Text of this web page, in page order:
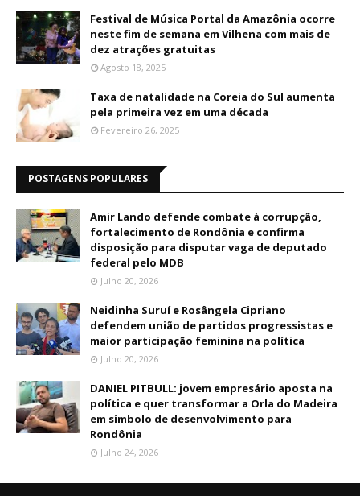
Festival de Música Portal da Amazônia ocorre
neste fim de semana em Vilhena com mais de
dez atrações gratuitas
Agosto 18, 2025
Taxa de natalidade na Coreia do Sul aumenta
pela primeira vez em uma década
Fevereiro 26, 2025
POSTAGENS POPULARES
Amir Lando defende combate à corrupção,
fortalecimento de Rondônia e confirma
disposição para disputar vaga de deputado
federal pelo MDB
Julho 20, 2026
Neidinha Suruí e Rosângela Cipriano
defendem união de partidos progressistas e
maior participação feminina na política
Julho 20, 2026
DANIEL PITBULL: jovem empresário aposta na
política e quer transformar a Orla do Madeira
em símbolo de desenvolvimento para
Rondônia
Julho 24, 2026